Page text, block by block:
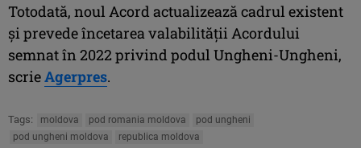
Totodată, noul Acord actualizează cadrul existent
şi prevede încetarea valabilităţii Acordului
semnat în 2022 privind podul Ungheni-Ungheni,
scrieAgerpres.
Tags: moldova pod romania moldova
pod ungheni
pod ungheni moldova
republica moldova